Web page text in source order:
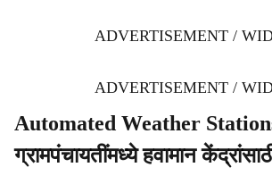
ADVERTISEMENT /
ADVERTISEMENT /
Automated Weather
ग्रामपंचायतींमध्ये हवामान